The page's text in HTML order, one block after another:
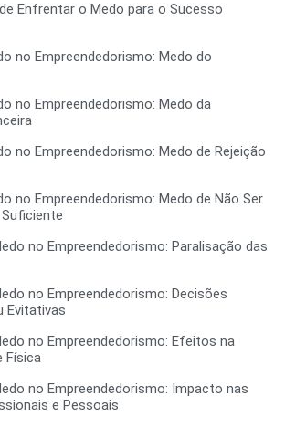
Enfrentar o Medo para o Sucesso
no Empreendedorismo: Medo do
no Empreendedorismo: Medo da
no Empreendedorismo: Medo de Rejeição
no Empreendedorismo: Medo de Não Ser
no Empreendedorismo: Paralisação das
no Empreendedorismo: Decisões
Evitativas
no Empreendedorismo: Efeitos na
Física
no Empreendedorismo: Impacto nas
e Pessoais